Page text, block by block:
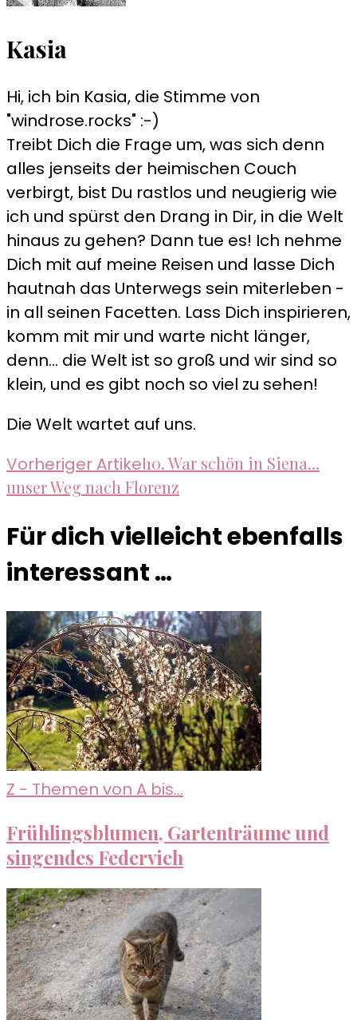
Kasia
Hi, ich bin Kasia, die Stimme von
"windrose.rocks" :-)
Treibt Dich die Frage um, was sich denn
alles jenseits der heimischen Couch
verbirgt, bist Du rastlos und neugierig wie
ich und spürst den Drang in Dir, in die Welt
hinaus zu gehen? Dann tue es! Ich nehme
Dich mit auf meine Reisen und lasse Dich
hautnah das Unterwegs sein miterleben -
in all seinen Facetten. Lass Dich inspirieren,
komm mit mir und warte nicht länger,
denn... die Welt ist so groß und wir sind so
klein, und es gibt noch so viel zu sehen!
Die Welt wartet auf uns.
Beitragsnavigation
Vorheriger Artikel10. War schön in Siena…
unser Weg nach Florenz
Für dich vielleicht ebenfalls
interessant …
Z - Themen von A bis...
Frühlingsblumen, Gartenträume und
singendes Federvieh